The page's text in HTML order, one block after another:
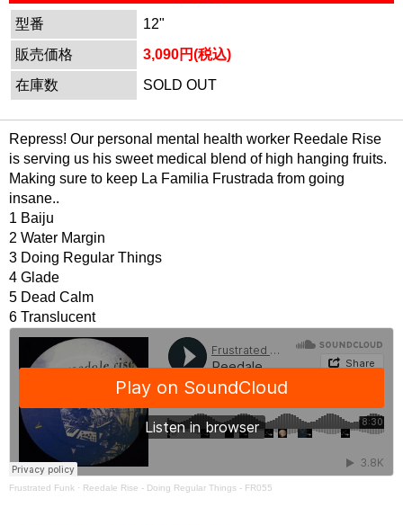
型番
12"
販売価格
3,090円(税込)
在庫数
SOLD OUT
Repress! Our personal mental health worker Reedale Rise
is serving us his sweet medical blend of high hanging fruits.
Making sure to keep La Familia Frustrada from going
insane..
1 Baiju
2 Water Margin
3 Doing Regular Things
4 Glade
5 Dead Calm
6 Translucent
Frustrated Funk · Reedale Rise - Doing Regular Things - FR055